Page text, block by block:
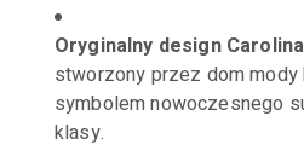
Oryginalny design
stworzony przez dom
symbolem nowoczesnego
klasy.